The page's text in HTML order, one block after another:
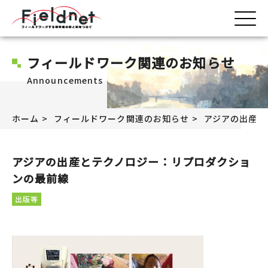
フィールドワーク関連のお知らせ
Announcements
ホーム フィールドワーク関連のお知らせ アジアの出産
アジアの出産とテクノロジー：リプロダクショ
ンの最前線
出版等